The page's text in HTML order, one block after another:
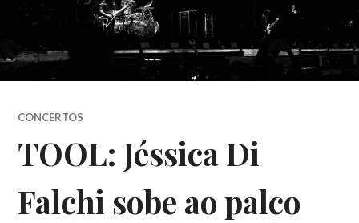
CONCERTOS
TOOL: Jéssica Di
Falchi sobe ao palco